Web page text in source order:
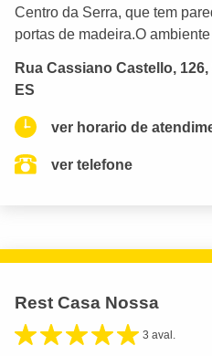
Centro da Serra, que tem
portas de madeira.O
Rua Cassiano Castello,
ES
ver horario de
ver telefone
Rest Casa Nossa
3 aval.